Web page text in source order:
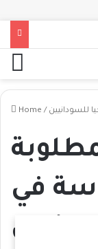
Home / للسودانيين
في